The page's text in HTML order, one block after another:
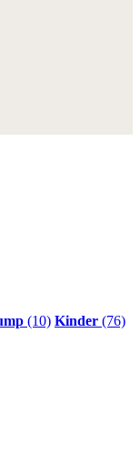
(10) Kinder (76)